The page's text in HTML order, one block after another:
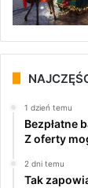
1 dzień temu
Bezpłatne
Z oferty
2 dni temu
Tak